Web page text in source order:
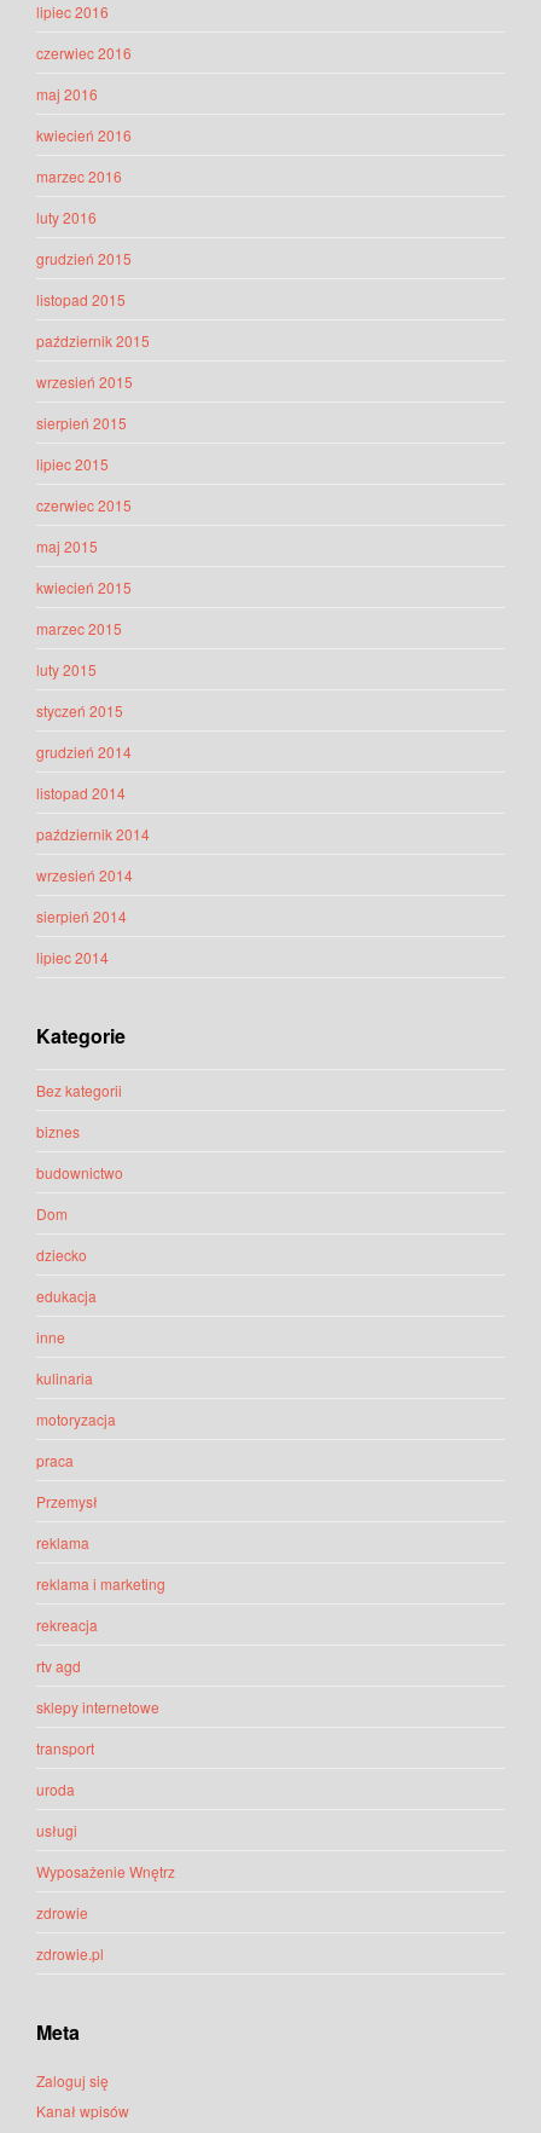
lipiec 2016
czerwiec 2016
maj 2016
kwiecień 2016
marzec 2016
luty 2016
grudzień 2015
listopad 2015
październik 2015
wrzesień 2015
sierpień 2015
lipiec 2015
czerwiec 2015
maj 2015
kwiecień 2015
marzec 2015
luty 2015
styczeń 2015
grudzień 2014
listopad 2014
październik 2014
wrzesień 2014
sierpień 2014
lipiec 2014
Kategorie
Bez kategorii
biznes
budownictwo
Dom
dziecko
edukacja
inne
kulinaria
motoryzacja
praca
Przemysł
reklama
reklama i marketing
rekreacja
rtv agd
sklepy internetowe
transport
uroda
usługi
Wyposażenie Wnętrz
zdrowie
zdrowie.pl
Meta
Zaloguj się
Kanał wpisów